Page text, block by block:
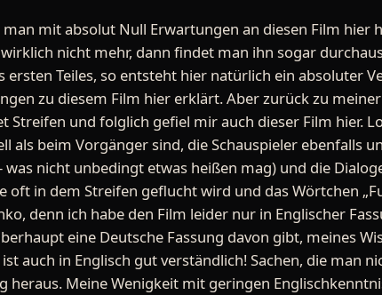
man mit absolut Null Erwartungen an diesen Film hier
nicht mehr, dann findet man ihn sogar
ersten Teiles, so entsteht hier natürlich ein absoluter
zu diesem Film hier erklärt. Aber zurück zu
Streifen und folglich gefiel mir auch dieser Film hier.
als beim Vorgänger sind, die Schauspieler ebenfalls
was nicht unbedingt etwas heißen mag) und die
oft in dem Streifen geflucht wird und das Wörtchen
denn ich habe den Film leider nur in Englischer
eine Deutsche Fassung davon gibt, meines
auch in Englisch gut verständlich! Sachen, die man
heraus. Meine Wenigkeit mit geringen